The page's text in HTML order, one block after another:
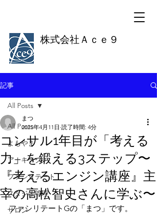
株式会社Ａｃｅ９
記事
All Posts
よもやま
アーキテクト
ファシリテート
スタジオ管理
サロン
All Posts
コンサル1年目が「考える
力」を鍛える3ステップ〜
『考えるエンジン講座』主
宰の高松智史さんに学ぶ〜
まつ
2025年4月11日 読了時間: 4分
ファシリテートGの「まつ」です。